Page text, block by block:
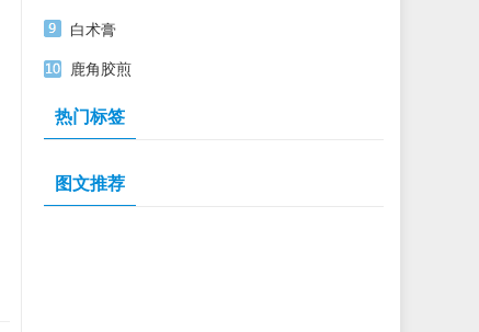
白术膏
鹿角胶煎
热门标签
图文推荐